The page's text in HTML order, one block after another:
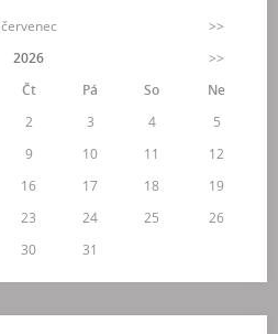
červenec
>>
2026
>>
Čt Pá So
Ne
2 3 4
5
9 10 11
12
16 17 18
19
23 24 25
26
30 31